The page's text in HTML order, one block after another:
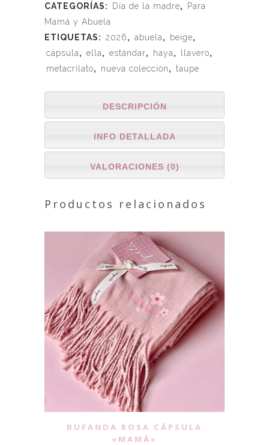
CATEGORÍAS: Día de la madre,
Para
Mamá y Abuela
ETIQUETAS: 2026, abuela, beige,
cápsula, ella, estándar, haya, llavero,
metacrilato, nueva colección, taupe
DESCRIPCIÓN
INFO DETALLADA
VALORACIONES (0)
Productos relacionados
BUFANDA ROSA CÁPSULA
«MAMÁ»